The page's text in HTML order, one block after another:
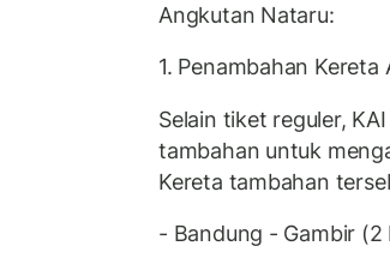
Angkutan Nataru:
1. Penambahan Kereta
Selain tiket reguler,
tambahan untuk
Kereta tambahan
- Bandung - Gambir (2